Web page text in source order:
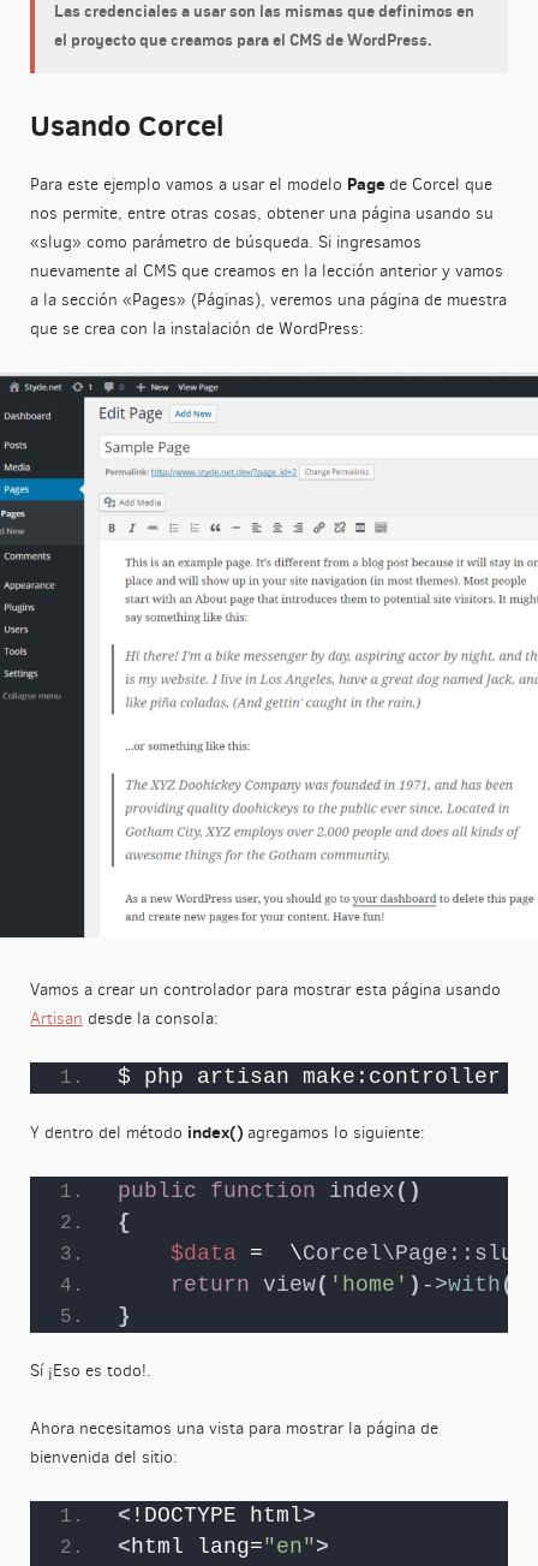
Las credenciales a usar son las mismas que definimos en
el proyecto que creamos para el CMS de WordPress.
Usando Corcel
Para este ejemplo vamos a usar el modelo Page de Corcel que
nos permite, entre otras cosas, obtener una página usando su
«slug» como parámetro de búsqueda. Si ingresamos
nuevamente al CMS que creamos en la lección anterior y vamos
a la sección «Pages» (Páginas), veremos una página de muestra
que se crea con la instalación de WordPress:
Vamos a crear un controlador para mostrar esta página usando
Artisan desde la consola:
$ php artisan make:controller
Y dentro del método index() agregamos lo siguiente:
public function index ()
{
$data =  \Corcel\Page::slug
return view( 'home' ) ->with (
}
Sí ¡Eso es todo!.
Ahora necesitamos una vista para mostrar la página de
bienvenida del sitio:
< !DOCTYPE html>
< html lang="en">